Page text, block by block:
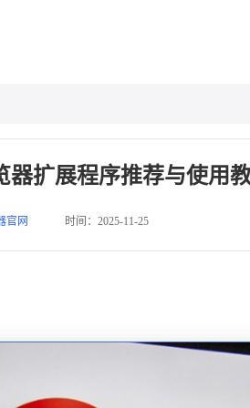
器扩展程序推荐与使用
官网 时间：2025-11-25